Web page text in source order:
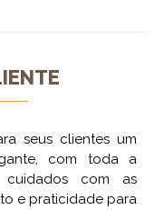
seus clientes um
com toda a
cuidados com as
e praticidade para